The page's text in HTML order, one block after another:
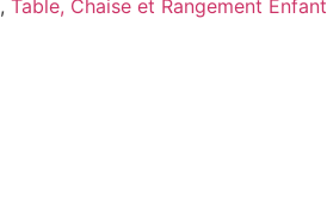
,Table, Chaise et Rangement Enfant